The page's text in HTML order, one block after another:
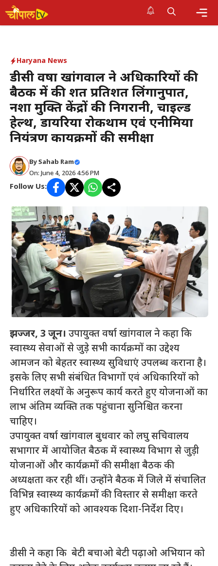
Skip
to
Haryana News
डीसी वर्षा खांगवाल ने अधिकारियों की
बैठक में की शत प्रतिशत लिंगानुपात,
नशा मुक्ति केंद्रों की निगरानी, चाइल्ड
हेल्थ, डायरिया रोकथाम एवं एनीमिया
नियंत्रण कार्यक्रमों की समीक्षा
By Sahab Ram
On: June 4, 2026 4:56 PM
Follow Us:
झज्जर, 3 जून। उपायुक्त वर्षा खांगवाल ने कहा कि
स्वास्थ्य सेवाओं से जुड़े सभी कार्यक्रमों का उद्देश्य
आमजन को बेहतर स्वास्थ्य सुविधाएं उपलब्ध कराना है।
इसके लिए सभी संबंधित विभागों एवं अधिकारियों को
निर्धारित लक्ष्यों के अनुरूप कार्य करते हुए योजनाओं का
लाभ अंतिम व्यक्ति तक पहुंचाना सुनिश्चित करना
चाहिए।
उपायुक्त वर्षा खांगवाल बुधवार को लघु सचिवालय
सभागार में आयोजित बैठक में स्वास्थ्य विभाग से जुड़ी
योजनाओं और कार्यक्रमों की समीक्षा बैठक की
अध्यक्षता कर रही थीं। उन्होंने बैठक में जिले में संचालित
विभिन्न स्वास्थ्य कार्यक्रमों की विस्तार से समीक्षा करते
हुए अधिकारियों को आवश्यक दिशा-निर्देश दिए।
डीसी ने कहा कि बेटी बचाओ बेटी पढ़ाओ अभियान को